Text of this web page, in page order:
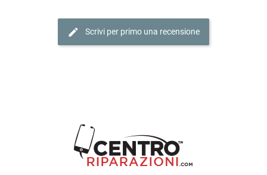
edit Scrivi per primo una recensione